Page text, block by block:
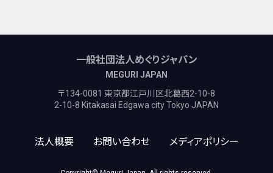
一般社団法人めぐりジャパン
MEGURI JAPAN
〒134-0081 東京都江戸川区北葛西2-10-8
2-10-8 Kitakasai Edgawa city Tokyo JAPAN
法人概要 お問い合わせ メディアポリシー